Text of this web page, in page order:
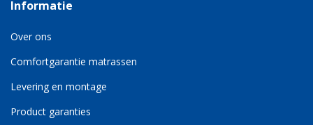
Informatie
Over ons
Comfortgarantie matrassen
Levering en montage
Product garanties